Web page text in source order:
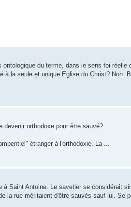
du terme, dans le sens foi réelle
à la seule et unique Eglise du Christ? Non.
devenir orthodoxe pour être sauvé?
étranger à l'orthodoxie. La ...
à Saint Antoine. Le savetier se considérait
la rue méritaient d'être sauvés sauf lui. Se